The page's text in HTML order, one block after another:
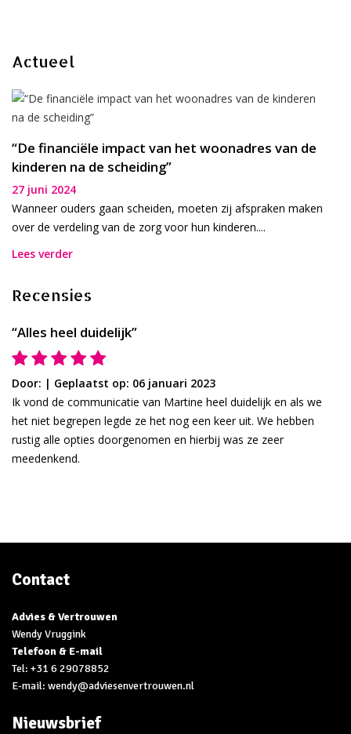
Actueel
“De financiële impact van het woonadres van de
kinderen na de scheiding”
27 juni 2024
Wanneer ouders gaan scheiden, moeten zij afspraken maken
over de verdeling van de zorg voor hun kinderen....
Lees verder
Recensies
“Alles heel duidelijk”
Door: | Geplaatst op: 06 januari 2023
Ik vond de communicatie van Martine heel duidelijk en als we
het niet begrepen legde ze het nog een keer uit. We hebben
rustig alle opties doorgenomen en hierbij was ze zeer
meedenkend.
Contact
Advies & Vertrouwen
Wendy Vruggink
Telefoon & E-mail
Tel: +31 6 29078852
E-mail: wendy@adviesenvertrouwen.nl
Nieuwsbrief